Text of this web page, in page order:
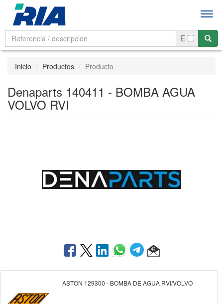
E
Inicio Productos Producto
Denaparts 140411 - BOMBA AGUA
VOLVO RVI
ASTON 129300 - BOMBA DE AGUA RVI/VOLVO